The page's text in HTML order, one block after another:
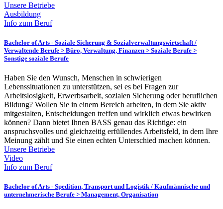
Unsere Betriebe
Ausbildung
Info zum Beruf
Bachelor of Arts - Soziale Sicherung & Sozialverwaltungswirtschaft /
Verwaltende Berufe > Büro, Verwaltung, Finanzen > Soziale Berufe >
Sonstige soziale Berufe
Haben Sie den Wunsch, Menschen in schwierigen
Lebenssituationen zu unterstützen, sei es bei Fragen zur
Arbeitslosigkeit, Erwerbsarbeit, sozialen Sicherung oder beruflichen
Bildung? Wollen Sie in einem Bereich arbeiten, in dem Sie aktiv
mitgestalten, Entscheidungen treffen und wirklich etwas bewirken
können? Dann bietet Ihnen BASS genau das Richtige: ein
anspruchsvolles und gleichzeitig erfüllendes Arbeitsfeld, in dem Ihre
Meinung zählt und Sie einen echten Unterschied machen können.
Unsere Betriebe
Video
Info zum Beruf
Bachelor of Arts - Spedition, Transport und Logistik / Kaufmännische und
unternehmerische Berufe > Management, Organisation